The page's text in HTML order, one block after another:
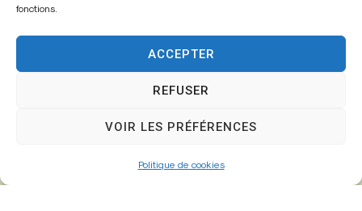
fonctions.
ACCEPTER
REFUSER
VOIR LES PRÉFÉRENCES
Politique de cookies
77610 – Fontenay-Trésigny
01 64 25 90 67